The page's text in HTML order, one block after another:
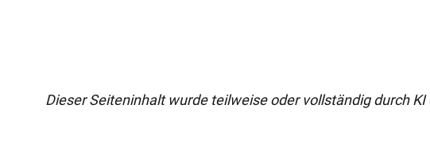
Dieser Seiteninhalt wurde teilweise oder vollständig durch